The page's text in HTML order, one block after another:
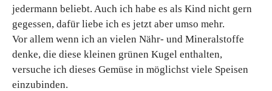
jedermann beliebt. Auch ich habe es als Kind nicht gern
gegessen, dafür liebe ich es jetzt aber umso mehr.
Vor allem wenn ich an vielen Nähr- und Mineralstoffe
denke, die diese kleinen grünen Kugel enthalten,
versuche ich dieses Gemüse in möglichst viele Speisen
einzubinden.